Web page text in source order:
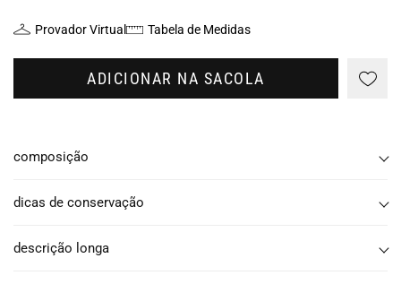
Provador Virtual Tabela de Medidas
ADICIONAR NA SACOLA
composição
dicas de conservação
descrição longa